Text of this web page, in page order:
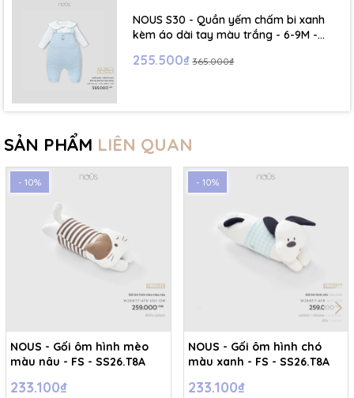
NOUS S30 - Quần yếm chấm bi xanh
kèm áo dài tay màu trắng - 6-9M -
255.500₫ 365.000₫
SẢN PHẨM LIÊN QUAN
- 10%
NOUS - Gối ôm hình mèo
màu nâu - FS - SS26.T8A
233.100₫
- 10%
NOUS - Gối ôm hình chó
màu xanh - FS - SS26.T8A
233.100₫